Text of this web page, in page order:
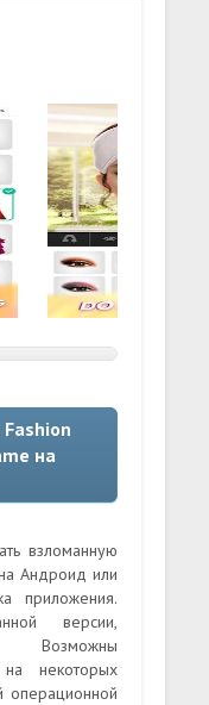
на
взломанную
Андроид или
приложения.
версии,
Возможны
некоторых
операционной